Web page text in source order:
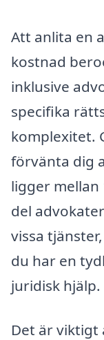
Att anlita en
kostnad
inklusive
specifika
komplexitet.
förvänta dig
ligger mellan
del
vissa
du har en
juridisk hjälp.
Det är